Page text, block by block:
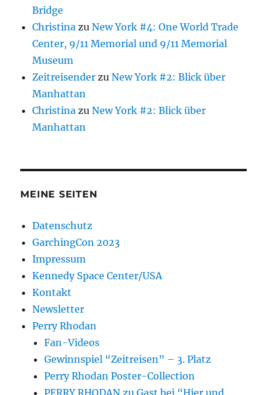
Bridge
Christina zuNew York #4: One World Trade
Center, 9/11 Memorial und 9/11 Memorial
Museum
Zeitreisender zuNew York #2: Blick über
Manhattan
Christina zuNew York #2: Blick über
Manhattan
MEINE SEITEN
Datenschutz
GarchingCon 2023
Impressum
Kennedy Space Center/USA
Kontakt
Newsletter
Perry Rhodan
Fan-Videos
Gewinnspiel “Zeitreisen” – 3. Platz
Perry Rhodan Poster-Collection
PERRY RHODAN zu Gast bei “Hier und